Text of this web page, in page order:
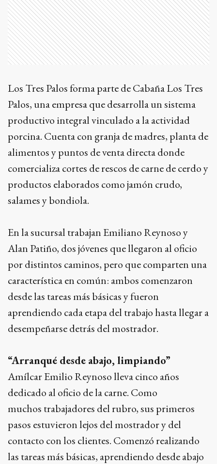
Los Tres Palos forma parte de Cabaña Los Tres
Palos, una empresa que desarrolla un sistema
productivo integral vinculado a la actividad
porcina. Cuenta con granja de madres, planta de
alimentos y puntos de venta directa donde
comercializa cortes de rescos de carne de cerdo y
productos elaborados como jamón crudo,
salames y bondiola.
En la sucursal trabajan Emiliano Reynoso y
Alan Patiño, dos jóvenes que llegaron al oficio
por distintos caminos, pero que comparten una
característica en común: ambos comenzaron
desde las tareas más básicas y fueron
aprendiendo cada etapa del trabajo hasta llegar a
desempeñarse detrás del mostrador.
“Arranqué desde abajo, limpiando”
Amílcar Emilio Reynoso lleva cinco años
dedicado al oficio de la carne. Como
muchos trabajadores del rubro, sus primeros
pasos estuvieron lejos del mostrador y del
contacto con los clientes. Comenzó realizando
las tareas más básicas, aprendiendo desde abajo